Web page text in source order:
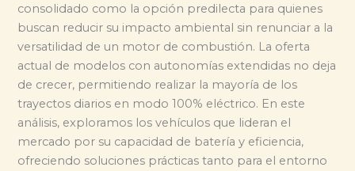
consolidado como la opción predilecta para quienes
buscan reducir su impacto ambiental sin renunciar a la
versatilidad de un motor de combustión. La oferta
actual de modelos con autonomías extendidas no deja
de crecer, permitiendo realizar la mayoría de los
trayectos diarios en modo 100% eléctrico. En este
análisis, exploramos los vehículos que lideran el
mercado por su capacidad de batería y eficiencia,
ofreciendo soluciones prácticas tanto para el entorno